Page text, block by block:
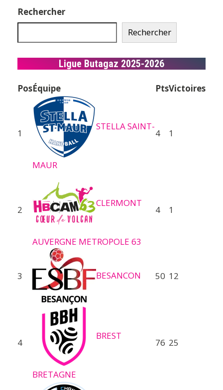
Rechercher
Rechercher
Ligue Butagaz 2025-2026
PosÉquipe PtsVictoires
1
STELLA SAINT-
MAUR
4 1
2
CLERMONT
AUVERGNE METROPOLE 63
4 1
3 BESANCON 50 12
4
BREST
BRETAGNE
76 25